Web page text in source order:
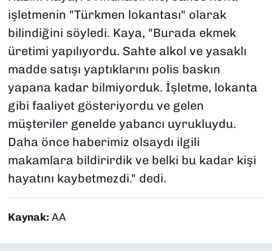
işletmenin "Türkmen lokantası" olarak
bilindiğini söyledi. Kaya, "Burada ekmek
üretimi yapılıyordu. Sahte alkol ve yasaklı
madde satışı yaptıklarını polis baskın
yapana kadar bilmiyorduk. İşletme, lokanta
gibi faaliyet gösteriyordu ve gelen
müşteriler genelde yabancı uyrukluydu.
Daha önce haberimiz olsaydı ilgili
makamlara bildirirdik ve belki bu kadar kişi
hayatını kaybetmezdi." dedi.
Kaynak: AA